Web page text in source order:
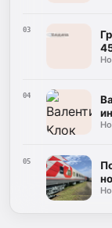
03
04
05